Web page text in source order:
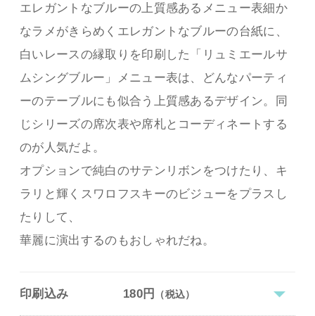
エレガントなブルーの上質感あるメニュー表細か
なラメがきらめくエレガントなブルーの台紙に、
白いレースの縁取りを印刷した「リュミエールサ
ムシングブルー」メニュー表は、どんなパーティ
ーのテーブルにも似合う上質感あるデザイン。同
じシリーズの席次表や席札とコーディネートする
のが人気だよ。
オプションで純白のサテンリボンをつけたり、キ
ラリと輝くスワロフスキーのビジューをプラスし
たりして、
華麗に演出するのもおしゃれだね。
印刷込み 180円 （税込）